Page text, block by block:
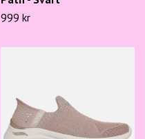
999 kr